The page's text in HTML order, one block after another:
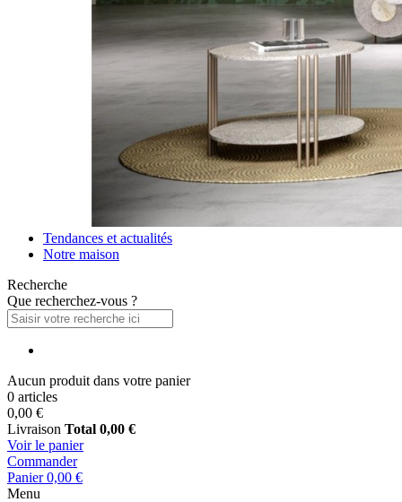
Tendances et actualités
Notre maison
Recherche
Que recherchez-vous ?
Aucun produit dans votre panier
0 articles
0,00 €
Livraison Total 0,00 €
Voir le panier
Commander
Panier 0,00 €
Menu